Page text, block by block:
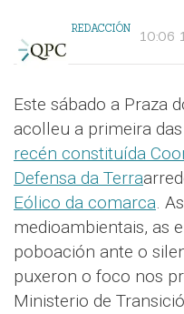
REDACCIÓN 10:06
Este sábado a Praza
acolleu a primeira das
recén constituída
Defensa da Terra
Eólico da comarca.
medioambientais, as
poboación ante o
puxeron o foco nos
Ministerio de